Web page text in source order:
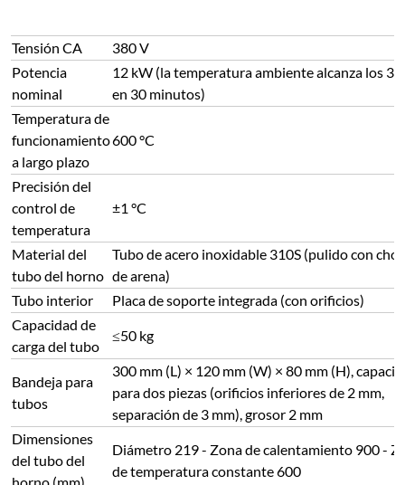
Tensión CA
380 V
Potencia
nominal
12 kW (la temperatura ambiente alcanza los
en 30 minutos)
Temperatura de
funcionamiento
a largo plazo
600 °C
Precisión del
control de
temperatura
±1 °C
Material del
tubo del horno
Tubo de acero inoxidable 310S (pulido con
de arena)
Tubo interior
Placa de soporte integrada (con orificios)
Capacidad de
carga del tubo
≤50 kg
Bandeja para
tubos
300 mm (L) × 120 mm (W) × 80 mm (H),
para dos piezas (orificios inferiores de 2 mm,
separación de 3 mm), grosor 2 mm
Dimensiones
del tubo del
Diámetro 219 - Zona de calentamiento 900 -
de temperatura constante 600